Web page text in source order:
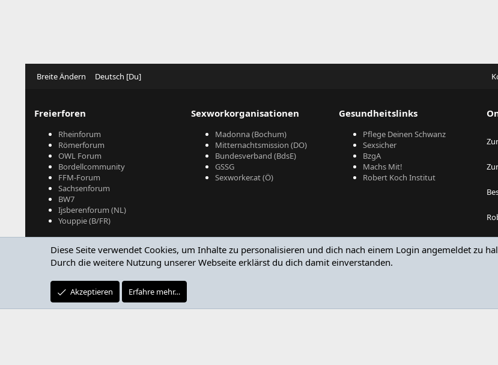
Breite Ändern Deutsch [Du]
Freierforen
Rheinforum
Römerforum
OWL Forum
Bordellcommunity
FFM-Forum
Sachsenforum
BW7
Ijsberenforum (NL)
Youppie (B/FR)
Sexworkorganisationen
Madonna (Bochum)
Mitternachtsmission (DO)
Bundesverband (BdsE)
GSSG
Sexworker.at (Ö)
Gesundheitslinks
Pflege Deinen Schwanz
Sexsicher
BzgA
Machs Mit!
Robert Koch Institut
Diese Seite verwendet Cookies, um Inhalte zu personalisieren und dich nach einem Login angemeldet zu
Durch die weitere Nutzung unserer Webseite erklärst du dich damit einverstanden.
Akzeptieren Erfahre mehr…